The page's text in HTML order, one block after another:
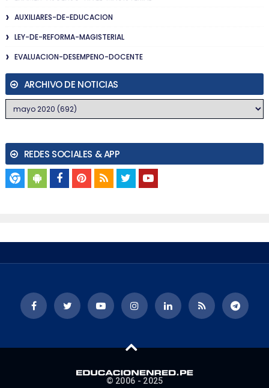
AUXILIARES-DE-EDUCACION
LEY-DE-REFORMA-MAGISTERIAL
EVALUACION-DESEMPENO-DOCENTE
ARCHIVO DE NOTICIAS
REDES SOCIALES & APP
© 2006 - 2025